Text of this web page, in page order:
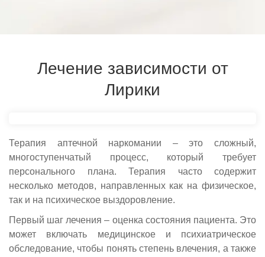
Лечение зависимости от
Лирики
Терапия аптечной наркомании – это сложный,
многоступенчатый процесс, который требует
персонального плана. Терапия часто содержит
несколько методов, направленных как на физическое,
так и на психическое выздоровление.
Первый шаг лечения – оценка состояния пациента. Это
может включать медицинское и психиатрическое
обследование, чтобы понять степень влечения, а также